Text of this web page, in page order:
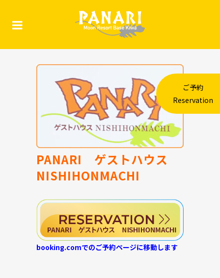
ご予約
Reservation
PANARI ゲストハウス
NISHIHONMACHI
booking.comでのご予約ページに移動します